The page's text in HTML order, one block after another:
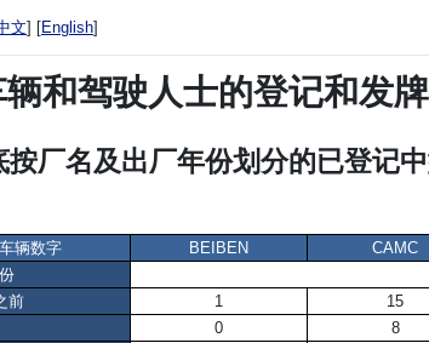
文] [English]
和驾驶人士的登记和发牌
厂名及出厂年份划分的已登记
辆数字 BEIBEN CAMC
前
1 15
0 8